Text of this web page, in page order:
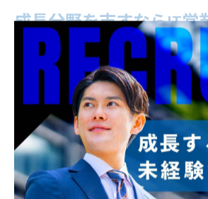
成長分野を志すならIT営
営業職でIT業界が選ばれる背景
近年、愛知県名古屋市において営業
れる背景には、地域経済のデジタル
IT投資拡大が密接に関わっています。
だった産業構造に変化が見られ、IT
入が企業競争力を左右する重要な要